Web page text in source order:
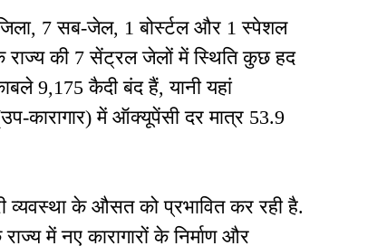
7 सब-जेल, 1 बोर्स्टल और 1 स्पेशल
की 7 सेंट्रल जेलों में स्थिति कुछ हद
9,175 कैदी बंद हैं, यानी यहां
कारागार) में ऑक्यूपेंसी दर मात्र 53.9
व्यवस्था के औसत को प्रभावित कर रही है.
में नए कारागारों के निर्माण और